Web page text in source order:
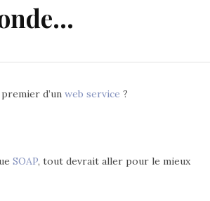
d’un web service ?
SOAP, tout devrait aller pour le mieux